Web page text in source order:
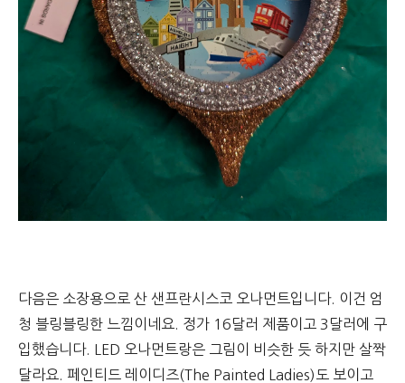
다음은 소장용으로 산 샌프란시스코 오나먼트입니다. 이건 엄
청 블링블링한 느낌이네요. 정가 16달러 제품이고 3달러에 구
입했습니다. LED 오나먼트랑은 그림이 비슷한 듯 하지만 살짝
달라요. 페인티드 레이디즈(The Painted Ladies)도 보이고